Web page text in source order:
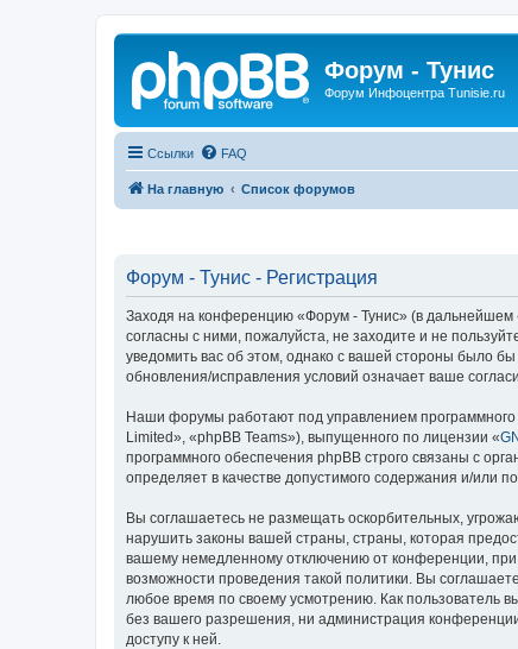
Форум - Тунис
Форум Инфоцентра Tunisie.ru
Ссылки FAQ
На главную Список форумов
Форум - Тунис - Регистрация
Заходя на конференцию «Форум - Тунис» (в
согласны с ними, пожалуйста, не заходите и не
уведомить вас об этом, однако с вашей стороны было
обновления/исправления условий означает ваше
Наши форумы работают под управлением
Limited», «phpBB Teams»), выпущенного по лицензии «
программного обеспечения phpBB строго связаны с
определяет в качестве допустимого содержания и/или
Вы соглашаетесь не размещать оскорбительных,
нарушить законы вашей страны, страны, которая
вашему немедленному отключению от конференции,
возможности проведения такой политики. Вы
любое время по своему усмотрению. Как пользователь
без вашего разрешения, ни администрация
доступу к ней.